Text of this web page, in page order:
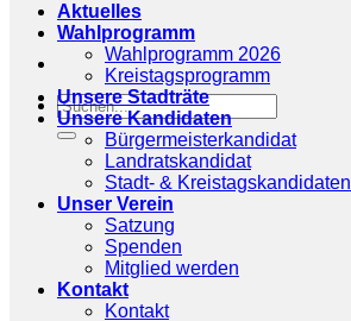
Aktuelles
Wahlprogramm
Wahlprogramm 2026
Kreistagsprogramm
Unsere Stadträte
Unsere Kandidaten
Bürgermeisterkandidat
Landratskandidat
Stadt- & Kreistagskandidaten
Unser Verein
Satzung
Spenden
Mitglied werden
Kontakt
Kontakt